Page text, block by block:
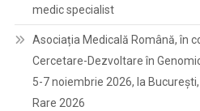
medic specialist
Asociația Medicală Română, în
Cercetare-Dezvoltare în
5-7 noiembrie 2026, la
Rare 2026